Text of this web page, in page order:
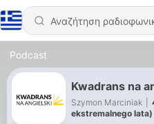
Podcast
Kwadrans na
Szymon Marciniak
ekstremalnego lata)